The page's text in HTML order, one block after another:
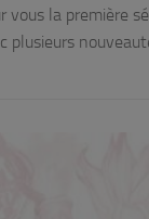
vous la première
plusieurs